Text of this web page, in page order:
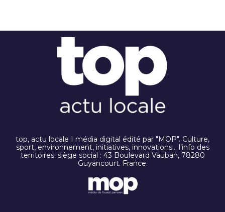
top, actu locale I média digital édité par "MOP". Culture,
sport, environnement, initiatives, innovations… l’info des
territoires. siège social : 43 Boulevard Vauban, 78280
Guyancourt. France.